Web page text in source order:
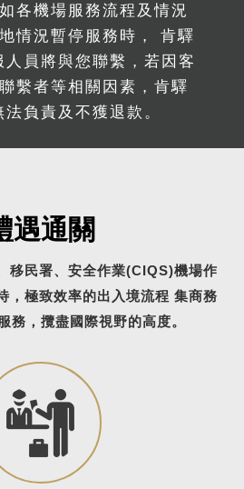
各機場服務流程及情況
情況暫停服務時， 肯驛
員將與您聯繫，若因客
繫者等相關因素，肯驛
負責及不獲退款。
遇通關
移民署、安全作業(CIQS)機場作
，極致效率的出入境流程 集商務
務，攬盡國際視野的高度。